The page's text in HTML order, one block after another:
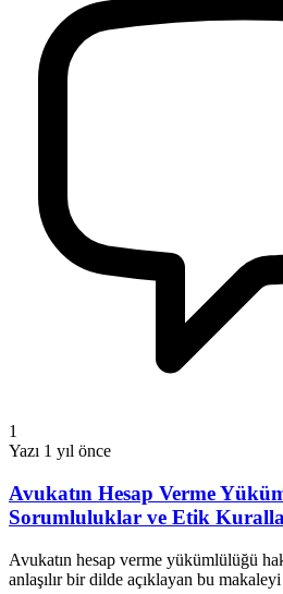
1
Yazı 1 yıl önce
Avukatın Hesap Verme
Sorumluluklar ve Etik
Avukatın hesap verme yükümlülüğü
anlaşılır bir dilde açıklayan bu makaleyi